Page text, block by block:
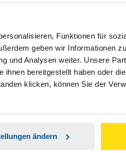
Funktionen für
geben wir Informationen
und Analysen weiter. Unsere
bereitgestellt haben oder
klicken, können Sie der
ändern
Auch bei Einkünften
für Sie.